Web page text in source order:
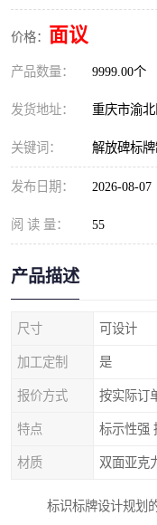
价格： 面议
产品数量： 9999.00个
发货地址： 重庆市渝
关键词： 解放碑标牌
发布日期： 2026-08-07
阅 读 量： 55
产品描述
尺寸 可设计
加工定制 是
报价方式 按实际订
特点 标示性强
材质 双面亚克
标识标牌设计规划